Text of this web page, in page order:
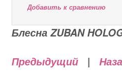
Добавить к сравнению
Блесна ZUBAN
Предыдущий|